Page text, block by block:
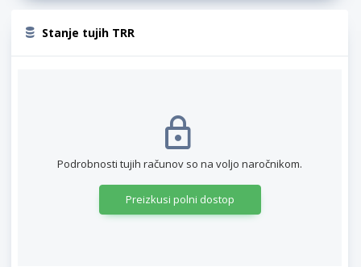
Stanje tujih TRR
Podrobnosti tujih računov so na voljo naročnikom.
Preizkusi polni dostop